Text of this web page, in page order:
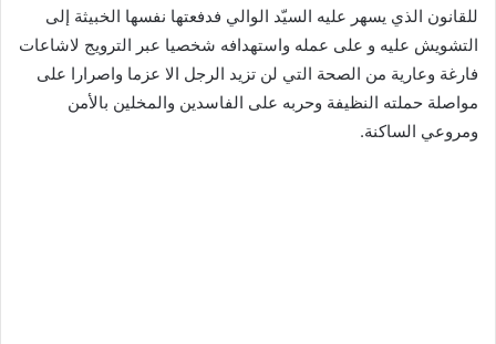
للقانون الذي يسهر عليه السيّد الوالي فدفعتها نفسها الخبيثة إلى
التشويش عليه و على عمله واستهدافه شخصيا عبر الترويج لاشاعات
فارغة وعارية من الصحة التي لن تزيد الرجل الا عزما واصرارا على
مواصلة حملته النظيفة وحربه على الفاسدين والمخلين بالأمن
ومروعي الساكنة.